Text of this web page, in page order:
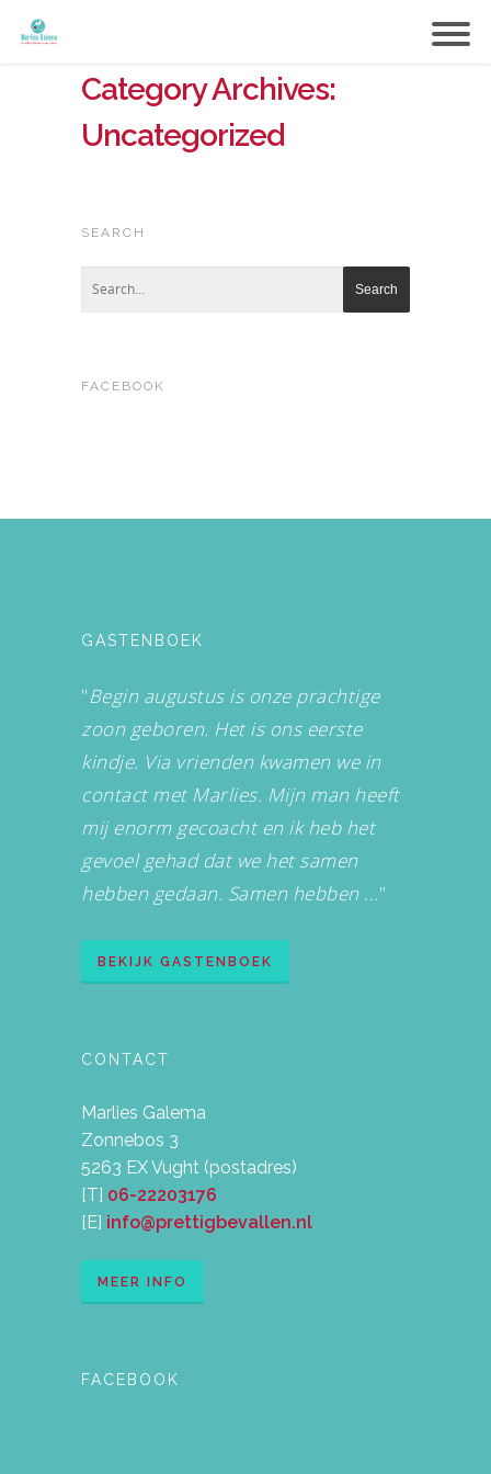
Category Archives:
Uncategorized
SEARCH
FACEBOOK
GASTENBOEK
"Begin augustus is onze prachtige
zoon geboren. Het is ons eerste
kindje. Via vrienden kwamen we in
contact met Marlies. Mijn man heeft
mij enorm gecoacht en ik heb het
gevoel gehad dat we het samen
hebben gedaan. Samen hebben ..."
BEKIJK GASTENBOEK
CONTACT
Marlies Galema
Zonnebos 3
5263 EX Vught (postadres)
[T] 06-22203176
[E] info@prettigbevallen.nl
MEER INFO
FACEBOOK